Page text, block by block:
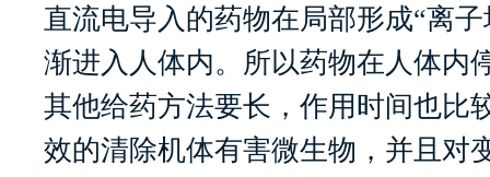
直流电导入的药物在局部形成“离
渐进入人体内。所以药物在人体内
其他给药方法要长，作用时间也比
效的清除机体有害微生物，并且对